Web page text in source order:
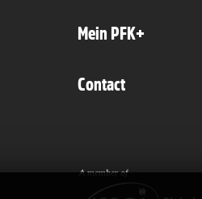
Mein PFK+
Contact